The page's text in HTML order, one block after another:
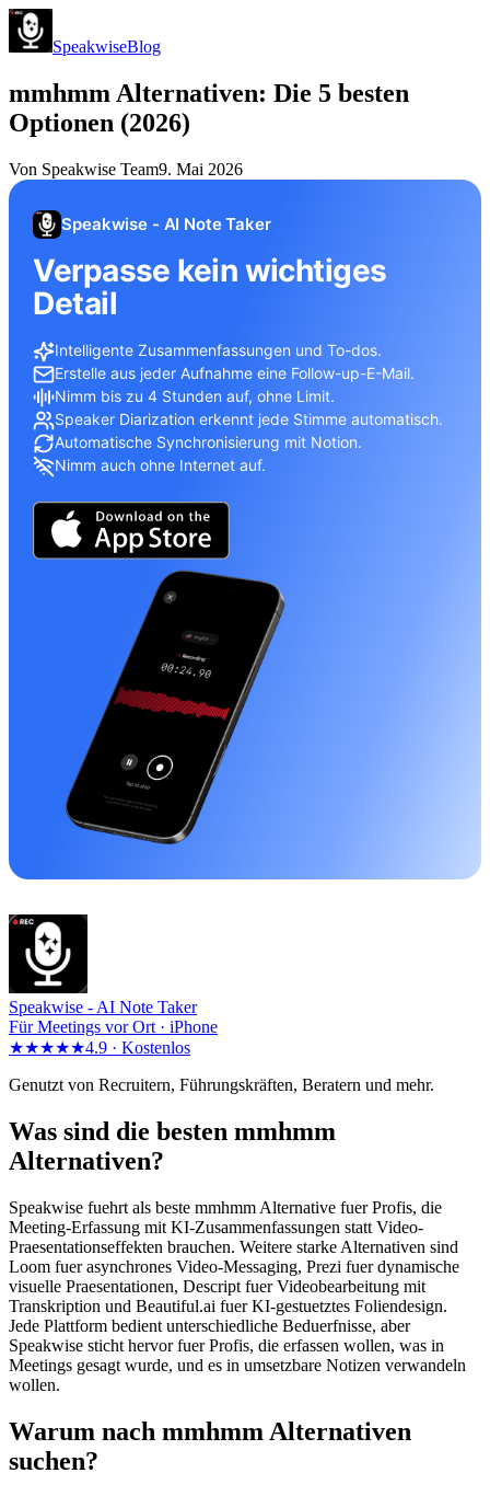
SpeakwiseBlog
mmhmm Alternativen: Die 5 besten
Optionen (2026)
Von Speakwise Team9. Mai 2026
Speakwise - AI Note Taker
Verpasse kein wichtiges
Detail
Intelligente Zusammenfassungen und To-dos.
Erstelle aus jeder Aufnahme eine Follow-up-E-Mail.
Nimm bis zu 4 Stunden auf, ohne Limit.
Speaker Diarization erkennt jede Stimme automatisch.
Automatische Synchronisierung mit Notion.
Nimm auch ohne Internet auf.
Speakwise - AI Note Taker
Für Meetings vor Ort · iPhone
★★★★★4.9 · Kostenlos
Genutzt von Recruitern, Führungskräften, Beratern und mehr.
Was sind die besten mmhmm
Alternativen?
Speakwise fuehrt als beste mmhmm Alternative fuer Profis, die
Meeting-Erfassung mit KI-Zusammenfassungen statt Video-
Praesentationseffekten brauchen. Weitere starke Alternativen sind
Loom fuer asynchrones Video-Messaging, Prezi fuer dynamische
visuelle Praesentationen, Descript fuer Videobearbeitung mit
Transkription und Beautiful.ai fuer KI-gestuetztes Foliendesign.
Jede Plattform bedient unterschiedliche Beduerfnisse, aber
Speakwise sticht hervor fuer Profis, die erfassen wollen, was in
Meetings gesagt wurde, und es in umsetzbare Notizen verwandeln
wollen.
Warum nach mmhmm Alternativen
suchen?